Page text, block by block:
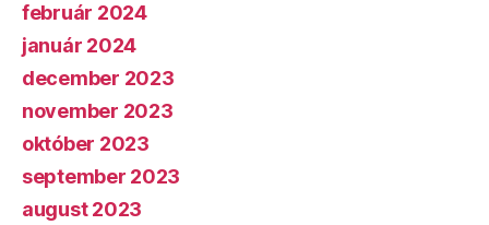
február 2024
január 2024
december 2023
november 2023
október 2023
september 2023
august 2023